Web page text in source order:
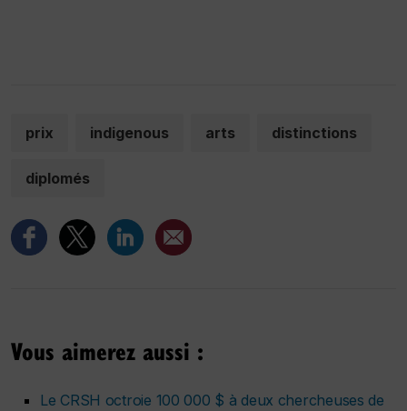
prix indigenous arts distinctions
diplomés
Vous aimerez aussi :
Le CRSH octroie 100 000 $ à deux chercheuses de